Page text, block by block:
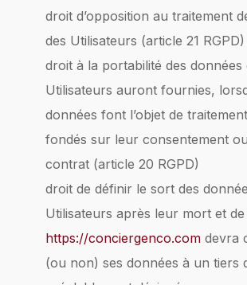
droit d’opposition au traitement
des Utilisateurs (article 21 RGPD)
droit à la portabilité des données
Utilisateurs auront fournies,
données font l’objet de
fondés sur leur consentement
contrat (article 20 RGPD)
droit de définir le sort des
Utilisateurs après leur mort et
https://conciergenco.comdevra
(ou non) ses données à un tiers